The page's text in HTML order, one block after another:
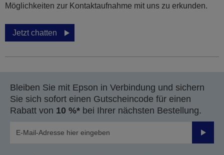
Möglichkeiten zur Kontaktaufnahme mit uns zu erkunden.
Jetzt chatten
Bleiben Sie mit Epson in Verbindung und sichern
Sie sich sofort einen Gutscheincode für einen
Rabatt von 10 %* bei Ihrer nächsten Bestellung.